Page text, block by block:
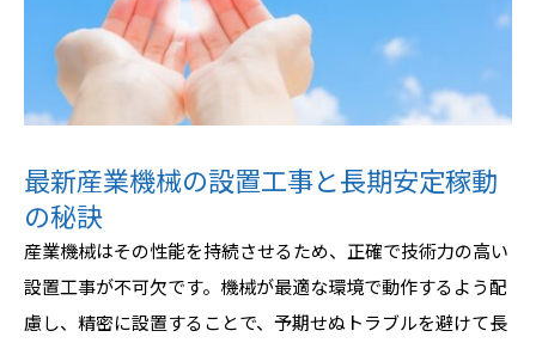
最新産業機械の設置工事と長期安定稼動
の秘訣
産業機械はその性能を持続させるため、正確で技術力の高い
設置工事が不可欠です。機械が最適な環境で動作するよう配
慮し、精密に設置することで、予期せぬトラブルを避けて長